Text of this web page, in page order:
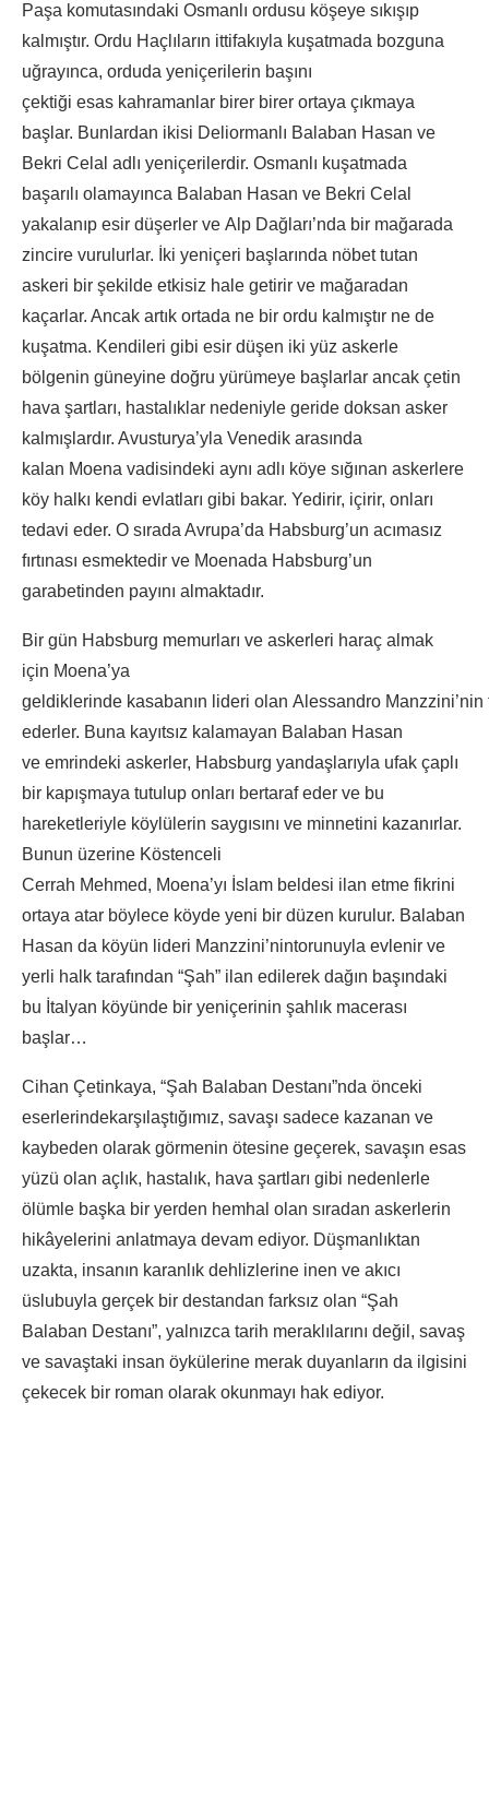
Paşa komutasındaki Osmanlı ordusu köşeye sıkışıp
kalmıştır. Ordu Haçlıların ittifakıyla kuşatmada bozguna
uğrayınca, orduda yeniçerilerin başını
çektiği esas kahramanlar birer birer ortaya çıkmaya
başlar. Bunlardan ikisi Deliormanlı Balaban Hasan ve
Bekri Celal adlı yeniçerilerdir. Osmanlı kuşatmada
başarılı olamayınca Balaban Hasan ve Bekri Celal
yakalanıp esir düşerler ve Alp Dağları’nda bir mağarada
zincire vurulurlar. İki yeniçeri başlarında nöbet tutan
askeri bir şekilde etkisiz hale getirir ve mağaradan
kaçarlar. Ancak artık ortada ne bir ordu kalmıştır ne de
kuşatma. Kendileri gibi esir düşen iki yüz askerle
bölgenin güneyine doğru yürümeye başlarlar ancak çetin
hava şartları, hastalıklar nedeniyle geride doksan asker
kalmışlardır. Avusturya’yla Venedik arasında
kalan Moena vadisindeki aynı adlı köye sığınan askerlere
köy halkı kendi evlatları gibi bakar. Yedirir, içirir, onları
tedavi eder. O sırada Avrupa’da Habsburg’un acımasız
fırtınası esmektedir ve Moenada Habsburg’un
garabetinden payını almaktadır.
Bir gün Habsburg memurları ve askerleri haraç almak
için Moena’ya
geldiklerinde kasabanın lideri olan Alessandro Manzzini’nin
ederler. Buna kayıtsız kalamayan Balaban Hasan
ve emrindeki askerler, Habsburg yandaşlarıyla ufak çaplı
bir kapışmaya tutulup onları bertaraf eder ve bu
hareketleriyle köylülerin saygısını ve minnetini kazanırlar.
Bunun üzerine Köstenceli
Cerrah Mehmed, Moena’yı İslam beldesi ilan etme fikrini
ortaya atar böylece köyde yeni bir düzen kurulur. Balaban
Hasan da köyün lideri Manzzini’nintorunuyla evlenir ve
yerli halk tarafından “Şah” ilan edilerek dağın başındaki
bu İtalyan köyünde bir yeniçerinin şahlık macerası
başlar…
Cihan Çetinkaya, “Şah Balaban Destanı”nda önceki
eserlerindekarşılaştığımız, savaşı sadece kazanan ve
kaybeden olarak görmenin ötesine geçerek, savaşın esas
yüzü olan açlık, hastalık, hava şartları gibi nedenlerle
ölümle başka bir yerden hemhal olan sıradan askerlerin
hikâyelerini anlatmaya devam ediyor. Düşmanlıktan
uzakta, insanın karanlık dehlizlerine inen ve akıcı
üslubuyla gerçek bir destandan farksız olan “Şah
Balaban Destanı”, yalnızca tarih meraklılarını değil, savaş
ve savaştaki insan öykülerine merak duyanların da ilgisini
çekecek bir roman olarak okunmayı hak ediyor.